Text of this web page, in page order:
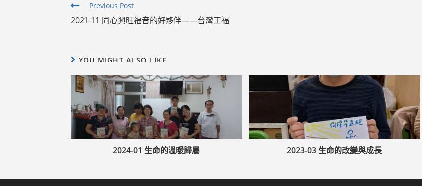
Read
articles
Previous Post
2021-11 同心興旺福音的好夥伴——台灣工福
YOU MIGHT ALSO LIKE
2024-01 生命的溫暖歸屬 2023-03 生命的改變與成長